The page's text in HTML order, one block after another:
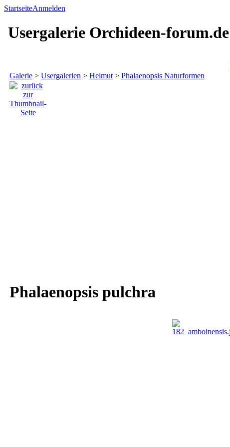
StartseiteAnmelden
Usergalerie Orchideen-forum.de
Galerie > Usergalerien > Helmut > Phalaenopsis Naturformen
Phalaenopsis pulchra